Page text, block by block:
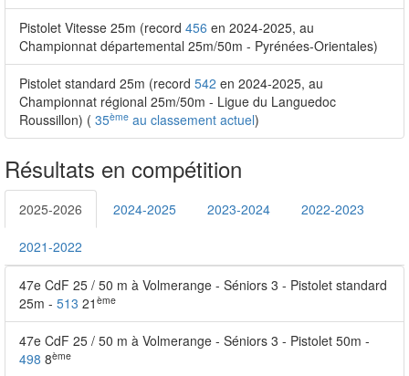
Pistolet Vitesse 25m (record 456 en 2024-2025, au
Championnat départemental 25m/50m - Pyrénées-Orientales)
Pistolet standard 25m (record 542 en 2024-2025, au
Championnat régional 25m/50m - Ligue du Languedoc
Roussillon) ( 35ème au classement actuel)
Résultats en compétition
2025-2026 2024-2025 2023-2024 2022-2023
2021-2022
47e CdF 25 / 50 m à Volmerange - Séniors 3 - Pistolet standard
25m - 513 21 ème
47e CdF 25 / 50 m à Volmerange - Séniors 3 - Pistolet 50m -
498 8ème